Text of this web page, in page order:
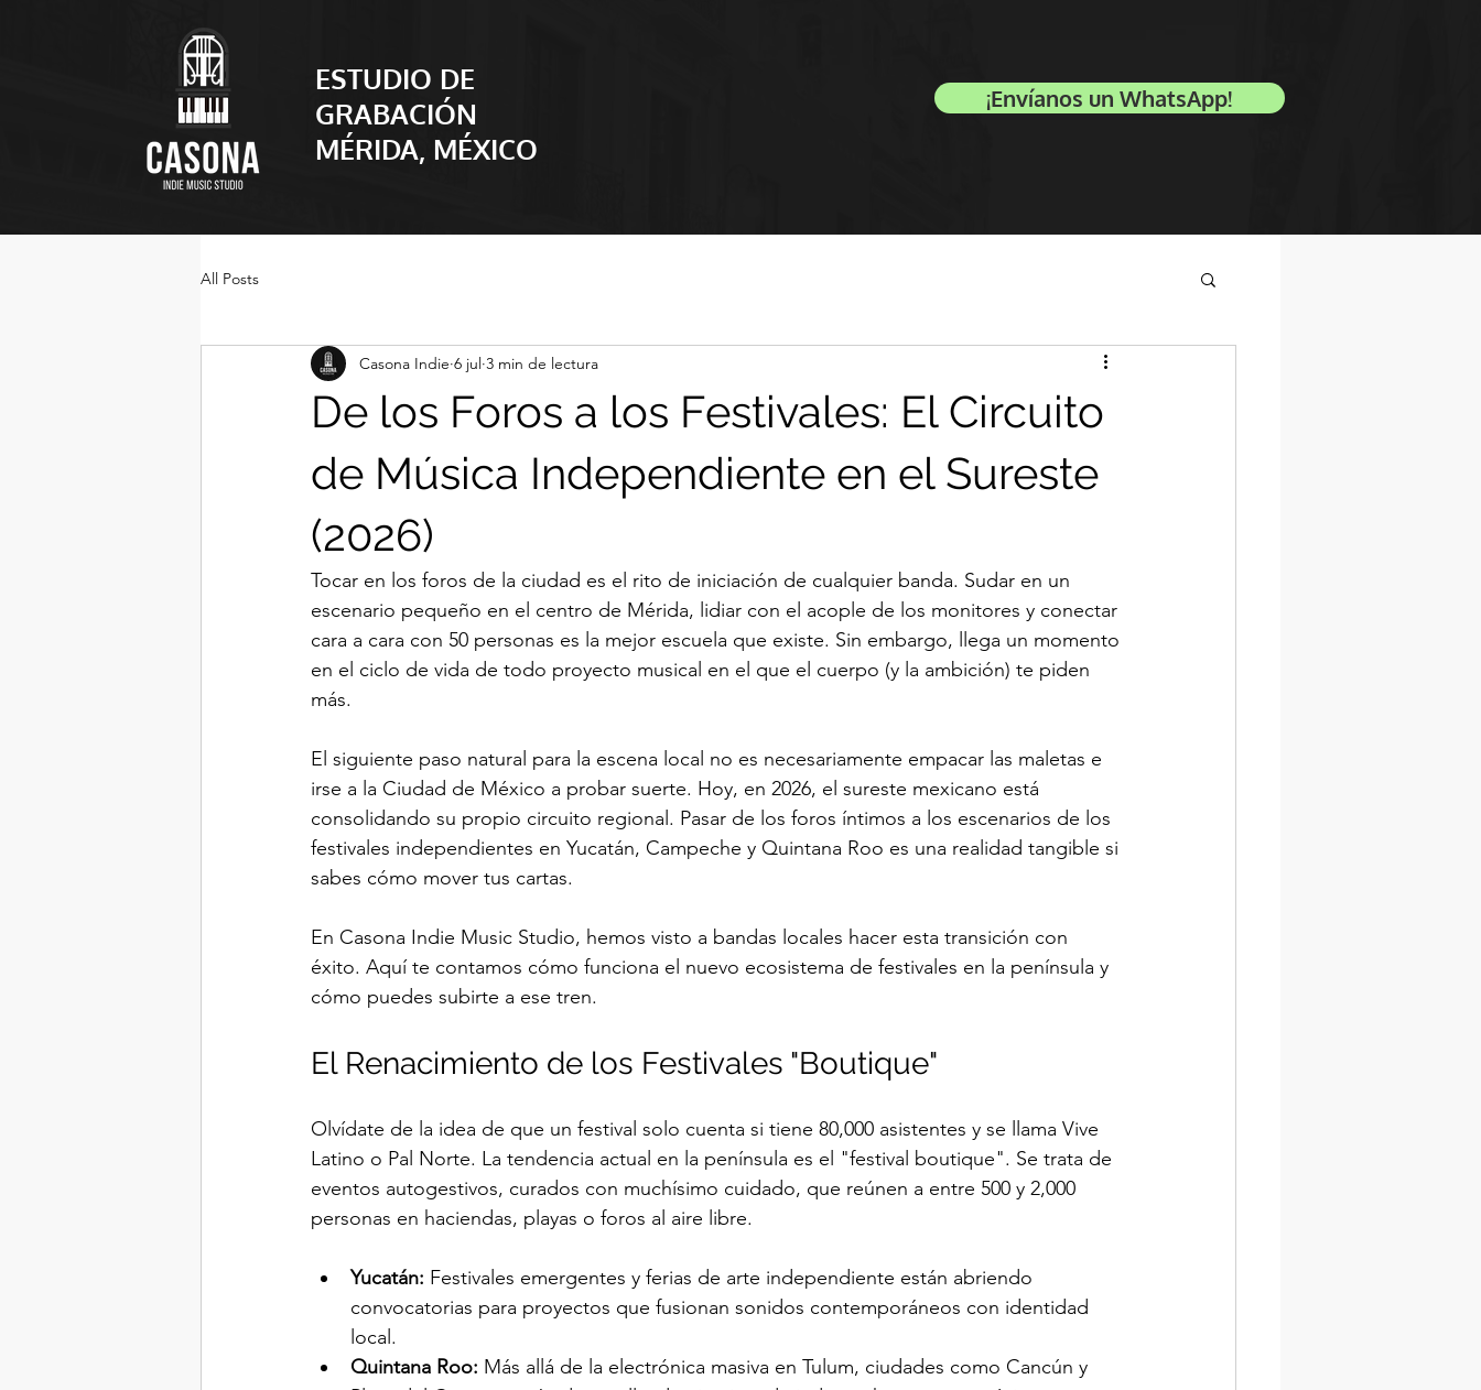
ESTUDIO DE
GRABACIÓN
​MÉRIDA, MÉXICO
¡Envíanos un WhatsApp!
All Posts
De los Foros a los Festivales: El Circuito
de Música Independiente en el Sureste
(2026)
Casona Indie 6 jul 3 min de lectura
Tocar en los foros de la ciudad es el rito de iniciación de cualquier banda. Sudar en un
escenario pequeño en el centro de Mérida, lidiar con el acople de los monitores y conectar
cara a cara con 50 personas es la mejor escuela que existe. Sin embargo, llega un momento
en el ciclo de vida de todo proyecto musical en el que el cuerpo (y la ambición) te piden
más.
El siguiente paso natural para la escena local no es necesariamente empacar las maletas e
irse a la Ciudad de México a probar suerte. Hoy, en 2026, el sureste mexicano está
consolidando su propio circuito regional. Pasar de los foros íntimos a los escenarios de los
festivales independientes en Yucatán, Campeche y Quintana Roo es una realidad tangible si
sabes cómo mover tus cartas.
En Casona Indie Music Studio, hemos visto a bandas locales hacer esta transición con
éxito. Aquí te contamos cómo funciona el nuevo ecosistema de festivales en la península y
cómo puedes subirte a ese tren.
El Renacimiento de los Festivales "Boutique"
Olvídate de la idea de que un festival solo cuenta si tiene 80,000 asistentes y se llama Vive
Latino o Pal Norte. La tendencia actual en la península es el "festival boutique". Se trata de
eventos autogestivos, curados con muchísimo cuidado, que reúnen a entre 500 y 2,000
personas en haciendas, playas o foros al aire libre.
Yucatán: Festivales emergentes y ferias de arte independiente están abriendo
convocatorias para proyectos que fusionan sonidos contemporáneos con identidad
local.
Quintana Roo: Más allá de la electrónica masiva en Tulum, ciudades como Cancún y